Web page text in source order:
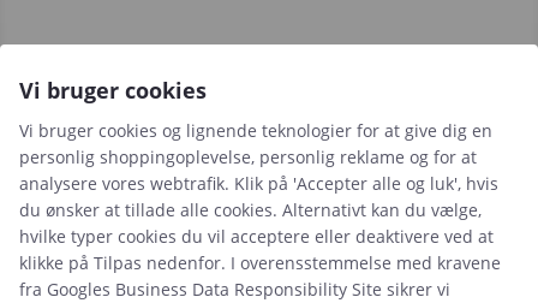
Leje- og købsbetingelser
Cookie- og privatlivspolitik
Typiske spørgsmål
Inspiration
Vi bruger cookies
Vi bruger cookies og lignende teknologier for at give dig en
personlig shoppingoplevelse, personlig reklame og for at
analysere vores webtrafik. Klik på 'Accepter alle og luk', hvis
du ønsker at tillade alle cookies. Alternativt kan du vælge,
hvilke typer cookies du vil acceptere eller deaktivere ved at
klikke på Tilpas nedenfor. I overensstemmelse med kravene
fra Googles Business Data Responsibility Site sikrer vi